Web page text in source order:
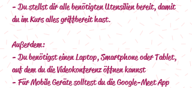
- Du stellst dir alle benötigten Utensilien bereit, damit
du im Kurs alles griffbereit hast.
Außerdem:
- Du benötigst einen Laptop, Smartphone oder Tablet,
auf dem du die Videokonferenz öffnen kannst
- Für Mobile Geräte solltest du die Google-Meet App